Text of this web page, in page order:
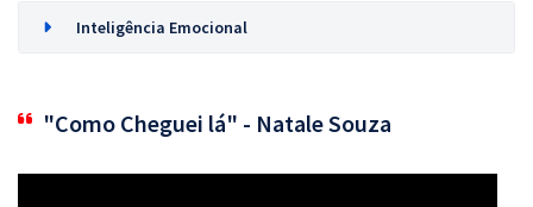
Inteligência Emocional
"Como Cheguei lá" - Natale Souza